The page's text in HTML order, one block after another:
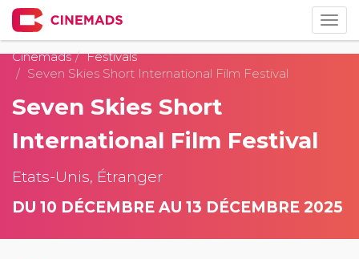
Cinemads
Festivals
Seven Skies Short International Film Festival
Seven Skies Short
International Film Festival
Etats-Unis, Étranger
DU 10 DÉCEMBRE AU 13 DÉCEMBRE 2025